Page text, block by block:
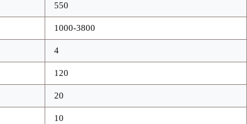
550
1000-3800
4
120
20
10